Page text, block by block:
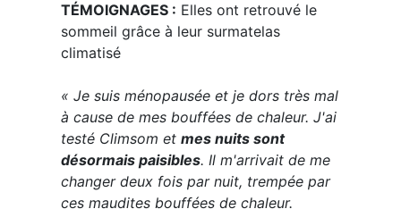
TÉMOIGNAGES : Elles ont retrouvé le
sommeil grâce à leur surmatelas
climatisé
« Je suis ménopausée et je dors très mal
à cause de mes bouffées de chaleur. J'ai
testé Climsom et mes nuits sont
désormais paisibles. Il m'arrivait de me
changer deux fois par nuit, trempée par
ces maudites bouffées de chaleur.